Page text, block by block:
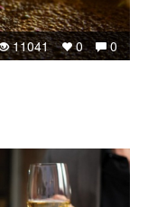
0
0
11041